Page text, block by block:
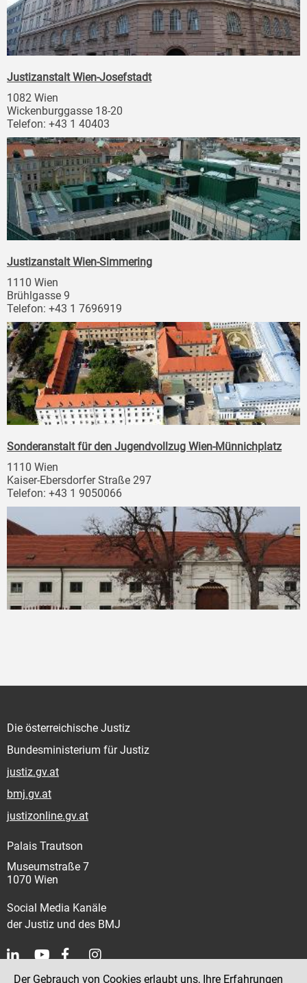
Justizanstalt Wien-Josefstadt
1082 Wien
Wickenburggasse 18-20
Telefon: +43 1 40403
Justizanstalt Wien-Simmering
1110 Wien
Brühlgasse 9
Telefon: +43 1 7696919
Sonderanstalt für den Jugendvollzug Wien-Münnichplatz
1110 Wien
Kaiser-Ebersdorfer Straße 297
Telefon: +43 1 9050066
Die österreichische Justiz
Bundesministerium für Justiz
justiz.gv.at
bmj.gv.at
justizonline.gv.at
Palais Trautson
Museumstraße 7
1070 Wien
Social Media Kanäle
der Justiz und des BMJ
Der Gebrauch von Cookies erlaubt uns, Ihre Erfahrungen